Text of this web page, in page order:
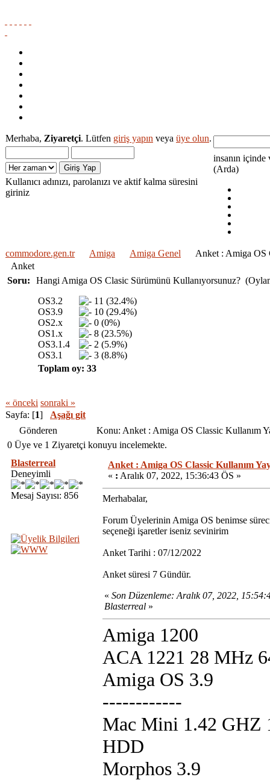
Merhaba, Ziyaretçi. Lütfen giriş yapın veya üye olun.
Kullanıcı adınızı, parolanızı ve aktif kalma süresini
giriniz
insanın içinde
(Arda)
commodore.gen.tr Amiga Amiga Genel
Anket : Amiga OS
Anket
Soru:
Hangi Amiga OS Clasic Sürümünü Kullanıyorsunuz?
OS3.2
11 (32.4%)
OS3.9
10 (29.4%)
OS2.x
0 (0%)
OS1.x
8 (23.5%)
OS3.1.4
2 (5.9%)
OS3.1
3 (8.8%)
Toplam oy: 33
« önceki sonraki »
Sayfa: [1] Aşağı git
Gönderen
Konu: Anket : Amiga OS Classic Kullanım
0 Üye ve 1 Ziyaretçi konuyu incelemekte.
Blasterreal
Deneyimli
Mesaj Sayısı: 856
Anket : Amiga OS Classic Kullanım
« : Aralık 07, 2022, 15:36:43 ÖS »
Merhabalar,
Forum Üyelerinin Amiga OS benimse
seçeneği işaretler iseniz sevinirim
Anket Tarihi : 07/12/2022
Anket süresi 7 Gündür.
« Son Düzenleme: Aralık 07, 2022,
Blasterreal »
Amiga 1200
ACA 1221 28 MHz
Amiga OS 3.9
------------
Mac Mini 1.42 GHZ
HDD
Morphos 3.9